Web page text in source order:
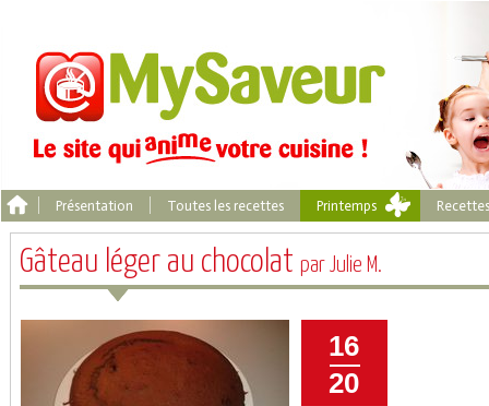
Présentation Toutes les recettes Printemps
Gâteau léger au chocolat par Julie M.
16
20